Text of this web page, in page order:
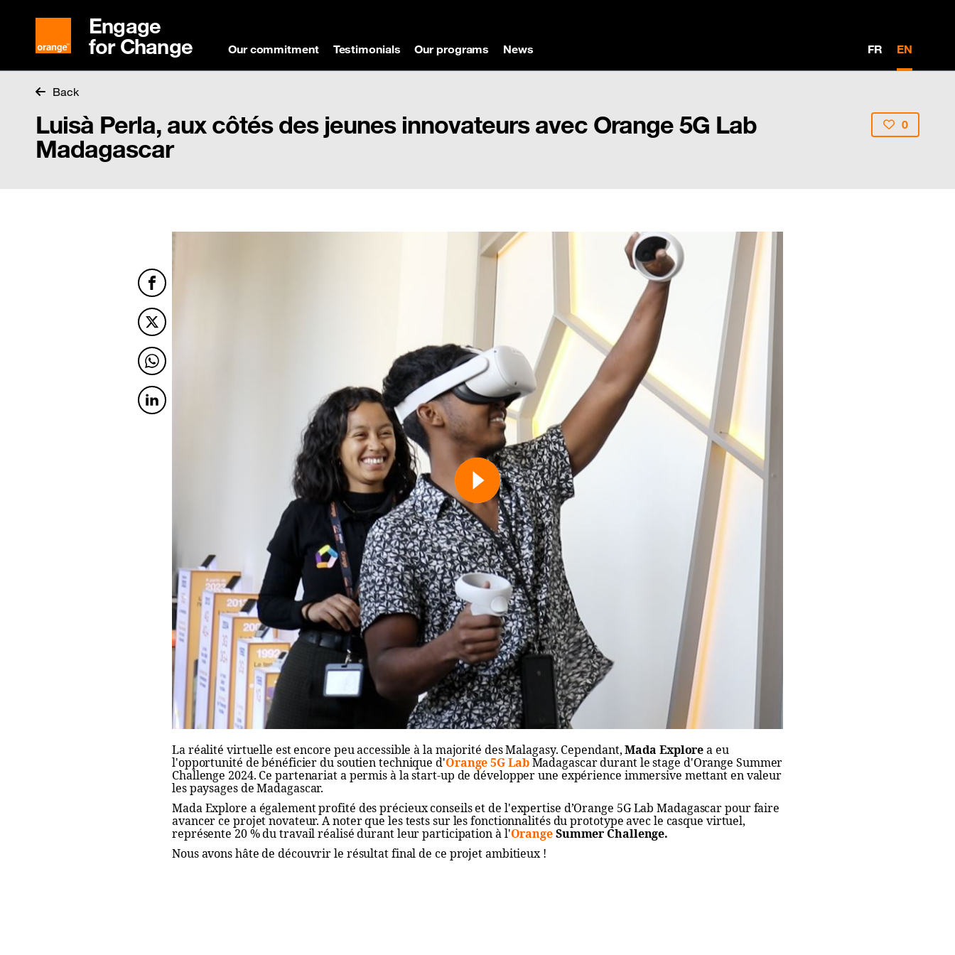
Engage
for Change Our commitment Testimonials Our programs News FR EN
Back
Luisà Perla, aux côtés des jeunes innovateurs avec Orange 5G Lab
Madagascar
0
Facebook
Twitter
Twitter
Twitter
La réalité virtuelle est encore peu accessible à la majorité des Malagasy. Cependant,Mada Explorea eu
l'opportunité de bénéficier du soutien technique d'Orange 5G LabMadagascar durant le stage d'Orange Summer
Challenge 2024. Ce partenariat a permis à la start-up de développer une expérience immersive mettant en valeur
les paysages de Madagascar.
Mada Explore a également profité des précieux conseils et de l'expertise d’Orange 5G Lab Madagascar pour faire
avancer ce projet novateur. A noter que les tests sur les fonctionnalités du prototype avec le casque virtuel,
représente 20 % du travail réalisé durant leur participation à l'OrangeSummer Challenge.
Nous avons hâte de découvrir le résultat final de ce projet ambitieux !